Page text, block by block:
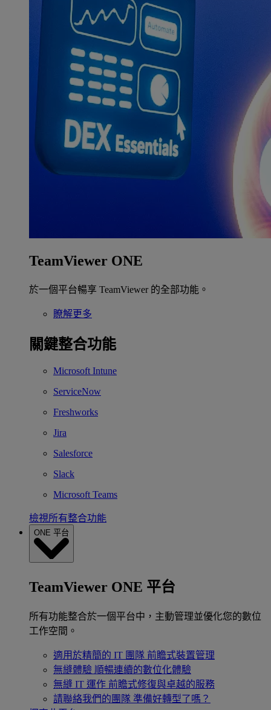
TeamViewer ONE
於一個平台暢享 TeamViewer 的全部功能。
瞭解更多
關鍵整合功能
Microsoft Intune
ServiceNow
Freshworks
Jira
Salesforce
Slack
Microsoft Teams
檢視所有整合功能
ONE 平台
TeamViewer ONE 平台
所有功能整合於一個平台中，主動管理並優化您的數位
工作空間。
適用於精簡的 IT 團隊 前瞻式裝置管理
無縫體驗 順暢連續的數位化體驗
無縫 IT 運作 前瞻式修復與卓越的服務
請聯絡我們的團隊 準備好轉型了嗎？